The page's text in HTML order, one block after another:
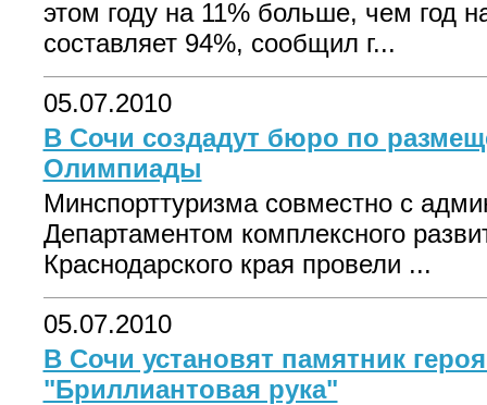
этом году на 11% больше, чем год
составляет 94%, сообщил г...
05.07.2010
В Сочи создадут бюро по
Олимпиады
Минспорттуризма совместно с
Департаментом комплексного
Краснодарского края провели ...
05.07.2010
В Сочи установят памятник
"Бриллиантовая рука"